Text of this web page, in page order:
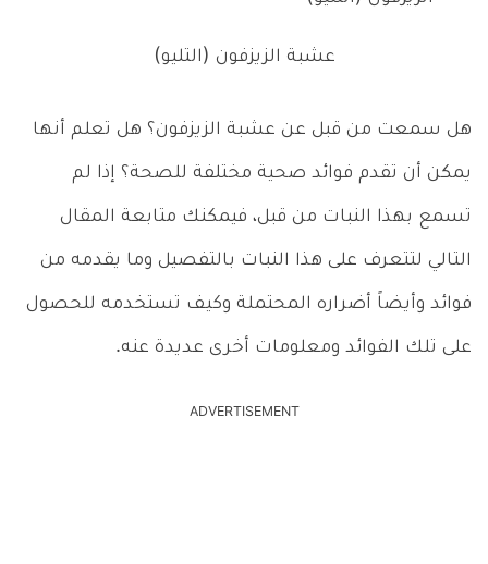
عشبة الزيزفون (التليو)
هل سمعت من قبل عن عشبة الزيزفون؟ هل تعلم أنها
يمكن أن تقدم فوائد صحية مختلفة للصحة؟ إذا لم
تسمع بهذا النبات من قبل، فيمكنك متابعة المقال
التالي لتتعرف على هذا النبات بالتفصيل وما يقدمه من
فوائد وأيضاً أضراره المحتملة وكيف تستخدمه للحصول
على تلك الفوائد ومعلومات أخرى عديدة عنه.
ADVERTISEMENT